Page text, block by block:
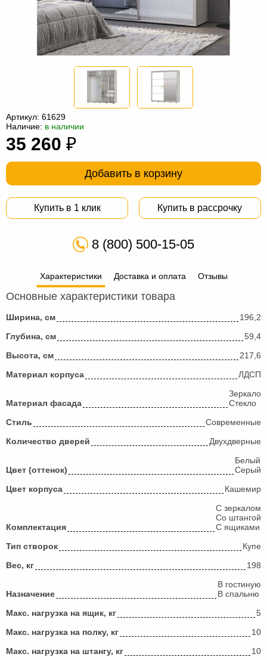
мешки
Мебель
из
Садовая
Артикул: 61629
Наличие: в наличии
35 260 ₽
Добавить в корзину
Купить в 1 клик Купить в рассрочку
8 (800) 500-15-05
Характеристики Доставка и оплата Отзывы
Основные характеристики товара
Ширина, см
196,2
Глубина, см
59,4
Высота, см
217,6
Материал корпуса
ЛДСП
Материал фасада
Зеркало
Стекло
Стиль
Современные
Количество дверей
Двухдверные
Цвет (оттенок)
Белый
Серый
Цвет корпуса
Кашемир
Комплектация
С зеркалом
Со штангой
С ящиками
Тип створок
Купе
Вес, кг
198
Назначение
В гостиную
В спальню
Макс. нагрузка на ящик, кг
5
Макс. нагрузка на полку, кг
10
Макс. нагрузка на штангу, кг
10